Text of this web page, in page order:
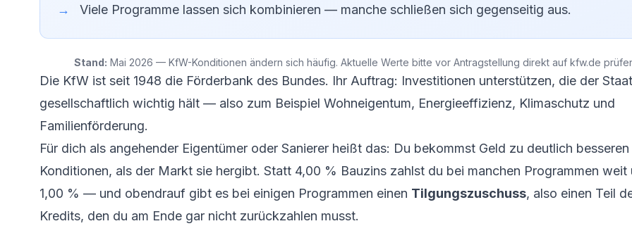
Viele Programme lassen sich kombinieren — manche schließen sich gegenseitig aus.
Stand: Mai 2026 — KfW-Konditionen ändern sich häufig. Aktuelle Werte bitte vor Antragstellung direkt auf kfw.de
Die KfW ist seit 1948 die Förderbank des Bundes. Ihr Auftrag: Investitionen unterstützen, die der
gesellschaftlich wichtig hält — also zum Beispiel Wohneigentum, Energieeffizienz, Klimaschutz und
Familienförderung.
Für dich als angehender Eigentümer oder Sanierer heißt das: Du bekommst Geld zu deutlich besseren
Konditionen, als der Markt sie hergibt. Statt 4,00 % Bauzins zahlst du bei manchen Programmen weit
1,00 % — und obendrauf gibt es bei einigen Programmen einen Tilgungszuschuss, also einen Teil
Kredits, den du am Ende gar nicht zurückzahlen musst.